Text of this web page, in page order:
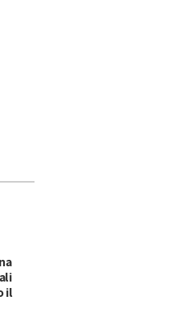
il